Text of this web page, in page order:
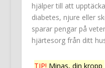
hjälper till att
diabetes, njure eller
sparar pengar på
hjärtesorg från ditt
TIP! Minas, din kropp